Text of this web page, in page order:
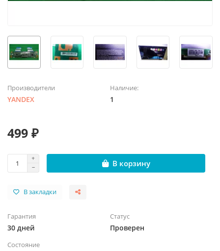
Производители
YANDEX
Наличие:
1
499 ₽
В корзину
В закладки
Гарантия
30 дней
Статус
Проверен
Состояние